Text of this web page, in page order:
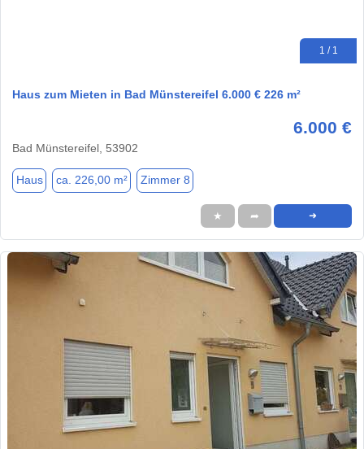
1 / 1
Haus zum Mieten in Bad Münstereifel 6.000 € 226 m²
6.000 €
Bad Münstereifel, 53902
Haus ca. 226,00 m² Zimmer 8
★ ➦ ➜